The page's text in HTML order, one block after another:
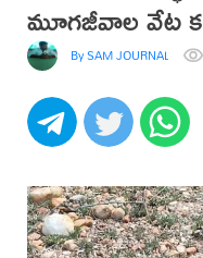
మూగజీవాల వేట
By SAM JOURNALIST